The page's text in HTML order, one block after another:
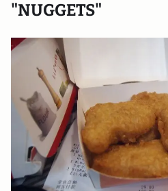
"NUGGETS"